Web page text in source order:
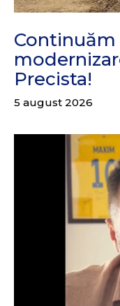
Precista!
5 august 2026